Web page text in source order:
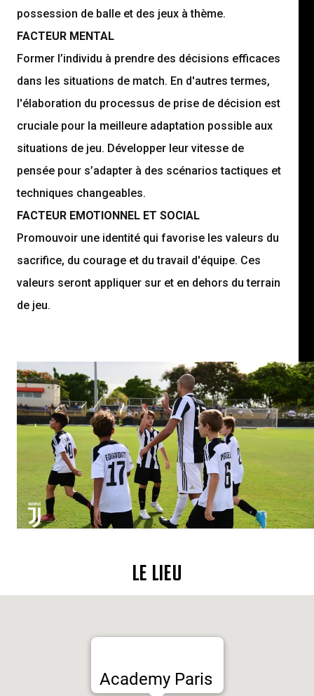
possession de balle et des jeux à thème.
FACTEUR MENTAL
Former l’individu à prendre des décisions efficaces
dans les situations de match. En d'autres termes,
l'élaboration du processus de prise de décision est
cruciale pour la meilleure adaptation possible aux
situations de jeu. Développer leur vitesse de
pensée pour s’adapter à des scénarios tactiques et
techniques changeables.
FACTEUR EMOTIONNEL ET SOCIAL
Promouvoir une identité qui favorise les valeurs du
sacrifice, du courage et du travail d'équipe. Ces
valeurs seront appliquer sur et en dehors du terrain
de jeu.
LE LIEU
Academy Paris